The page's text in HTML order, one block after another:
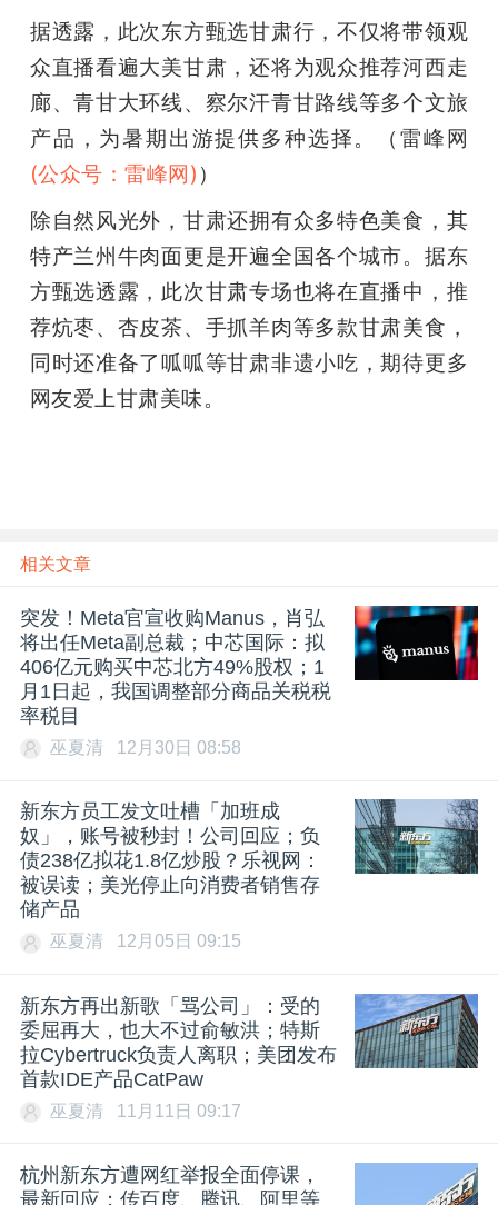
据透露，此次东方甄选甘肃行，不仅将带领观
众直播看遍大美甘肃，还将为观众推荐河西走
廊、青甘大环线、察尔汗青甘路线等多个文旅
产品，为暑期出游提供多种选择。（雷峰网
(公众号：雷峰网) ）
除自然风光外，甘肃还拥有众多特色美食，其
特产兰州牛肉面更是开遍全国各个城市。据东
方甄选透露，此次甘肃专场也将在直播中，推
荐炕枣、杏皮茶、手抓羊肉等多款甘肃美食，
同时还准备了呱呱等甘肃非遗小吃，期待更多
网友爱上甘肃美味。
相关文章
突发！Meta官宣收购Manus，肖弘
将出任Meta副总裁；中芯国际：拟
406亿元购买中芯北方49%股权；1
月1日起，我国调整部分商品关税税
率税目
巫夏清 12月30日 08:58
新东方员工发文吐槽「加班成
奴」，账号被秒封！公司回应；负
债238亿拟花1.8亿炒股？乐视网：
被误读；美光停止向消费者销售存
储产品
巫夏清 12月05日 09:15
新东方再出新歌「骂公司」：受的
委屈再大，也大不过俞敏洪；特斯
拉Cybertruck负责人离职；美团发布
首款IDE产品CatPaw
巫夏清 11月11日 09:17
杭州新东方遭网红举报全面停课，
最新回应；传百度、腾讯、阿里等